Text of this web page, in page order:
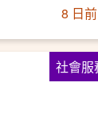
8 日前
社會服